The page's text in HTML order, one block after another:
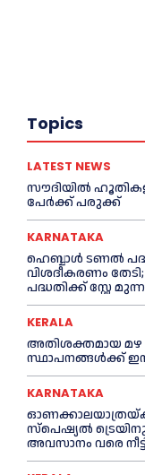
Topics
LATEST NEWS
സൗദിയിൽ
പേർക്ക് പരുക്ക്
KARNATAKA
ഹെബ്ബാൾ ടണൽ
വിശദീകരണം തേടി;
പദ്ധതിക്ക് സ്റ്റേ
KERALA
അതിശക്തമായ മഴ
സ്ഥാ​പ​ന​ങ്ങ​ൾ​ക്ക്
KARNATAKA
സ്പെഷ്യൽ
അവസാനം വരെ